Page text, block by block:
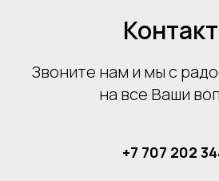
Звоните нам и мы с
на все Ваши
+7 707 202